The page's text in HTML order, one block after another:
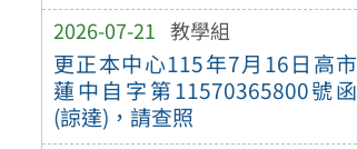
2026-07-21 教學組
更正本中心115年7月16日高市
蓮中自字第11570365800號函
(諒達)，請查照